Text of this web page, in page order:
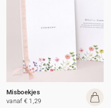
Misboekjes
vanaf € 1,29